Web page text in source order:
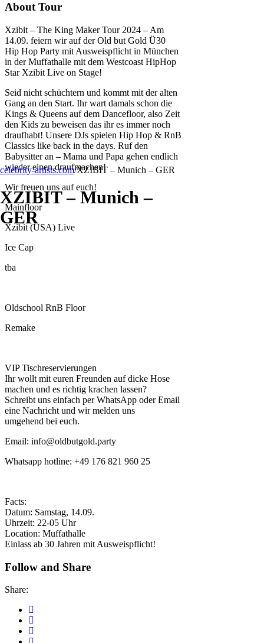
celebrity-artists.com/XZIBIT – Munich – GER
XZIBIT – Munich –
GER
About Tour
Xzibit – The King Maker Tour 2024 – Am
14.09. feiern wir auf der Old but Gold Ü30
Hip Hop Party mit Ausweispflicht in München
in der Muffathalle mit dem Westcoast HipHop
Star Xzibit Live on Stage!
Seid nicht schüchtern und kommt mit der alten
Gang an den Start. Ihr wart damals schon die
Kings & Queens auf dem Dancefloor, also Zeit
den Kids zu beweisen das ihr es immer noch
draufhabt! Unsere DJs spielen Hip Hop & RnB
Classics like back in the days. Ruf den
Babysitter an – Mama und Papa gehen endlich
wieder einen draufmachen!
Wir freuen uns auf euch!
Mainfloor
Xzibit (USA) Live
Ice Cap
tba
Oldschool RnB Floor
Remake
VIP Tischreservierungen
Ihr wollt mit euren Freunden auf dicke Hose
machen und es richtig krachen lassen?
Schreibt uns einfach per WhatsApp oder Email
eine Nachricht und wir melden uns
umgehend bei euch.
Email: info@oldbutgold.party
Whatsapp hotline: +49 176 821 960 25
Facts:
Datum: Samstag, 14.09.
Uhrzeit: 22-05 Uhr
Location: Muffathalle
Einlass ab 30 Jahren mit Ausweispflicht!
Follow and Share
Share: